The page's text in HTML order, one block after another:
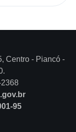
Centro - Piancó -
95